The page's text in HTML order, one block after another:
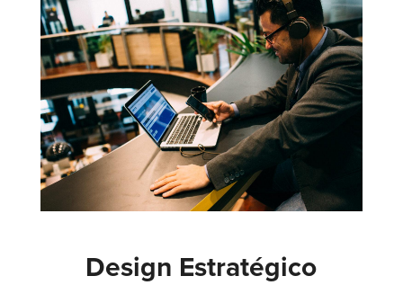
Design Estratégico